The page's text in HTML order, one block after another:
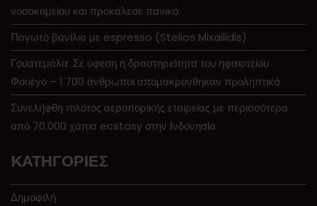
νοσοκομείου και προκάλεσε πανικό
Παγωτό βανίλια με espresso (Stelios Mixailidis)
Γουατεμάλα: Σε ύφεση η δραστηριότητα του ηφαιστείου
Φουέγο – 1.700 άνθρωποι απομακρύνθηκαν προληπτικά
Συνελήφθη πιλότος αεροπορικής εταιρείας με περισσότερα
από 70.000 χάπια ecstasy στην Ινδονησία
KΑΤΗΓΟΡΊΕΣ
Δημοφιλή